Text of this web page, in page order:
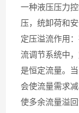
一种液压压力
压，统卸荷和安
定压溢流作用
流调节系统中
是恒定流量。当
会使流量需求
使多余流量溢